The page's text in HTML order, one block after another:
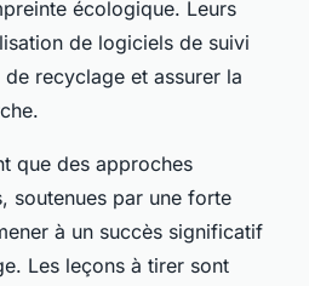
écologique. Leurs
de logiciels de suivi
recyclage et assurer la
que des approches
soutenues par une forte
à un succès significatif
Les leçons à tirer sont